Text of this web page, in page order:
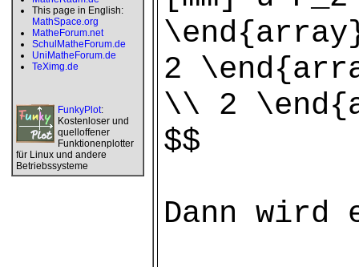
This page in English:
MathSpace.org
MatheForum.net
SchulMatheForum.de
UniMatheForum.de
TeXimg.de
FunkyPlot:
Kostenloser und
quelloffener
Funktionenplotter
für Linux und andere
Betriebssysteme
2
\\ 2
$$
Dann wird